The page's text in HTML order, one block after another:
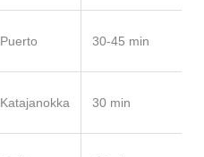
Puerto 30-45 min
Katajanokka 30 min